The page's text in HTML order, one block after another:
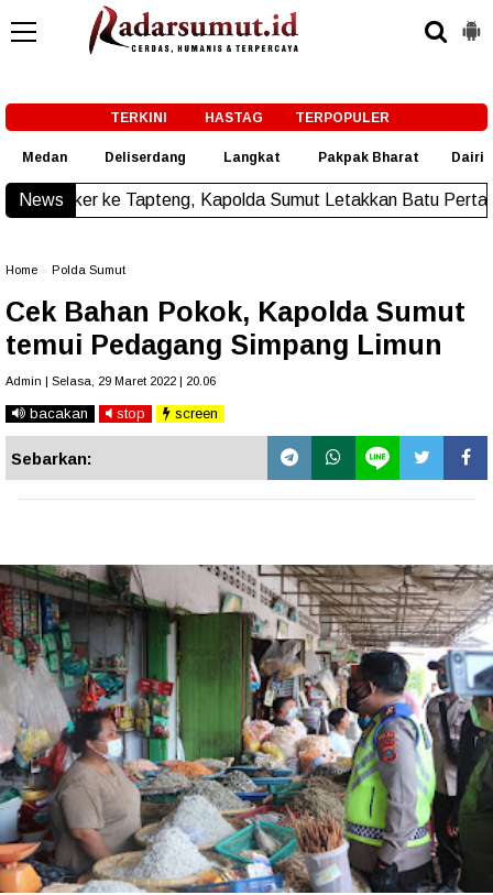
TERKINI HASTAG TERPOPULER
Medan Deliserdang Langkat Pakpak Bharat Dairi
NewsKapolda Sumut Letakkan Batu Pertama
Home Polda Sumut
Cek Bahan Pokok, Kapolda Sumut
temui Pedagang Simpang Limun
Admin | Selasa, 29 Maret 2022 | 20.06
bacakan stop screen
Sebarkan: